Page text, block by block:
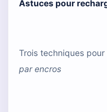
Astuces pour
Trois techniques
parencros